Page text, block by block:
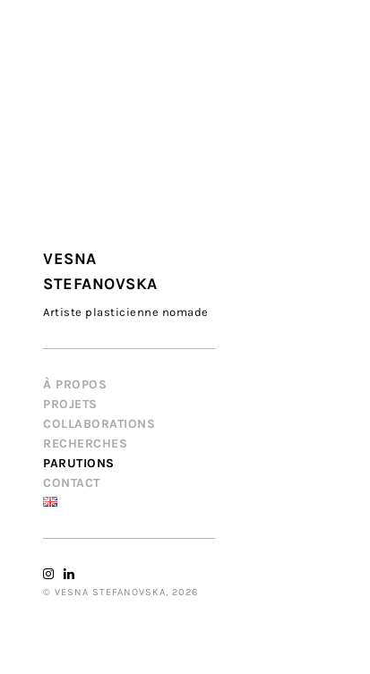
VESNA
STEFANOVSKA
Artiste plasticienne nomade
À PROPOS
PROJETS
COLLABORATIONS
RECHERCHES
PARUTIONS
CONTACT
© VESNA STEFANOVSKA, 2026